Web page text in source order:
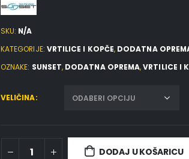
SKU: N/A
KATEGORIJE: VRTILICE I KOPČE, DODATNA
OZNAKE: SUNSET, DODATNA OPREMA,VRTILICE I
VELIČINA
DODAJ U KOŠARICU